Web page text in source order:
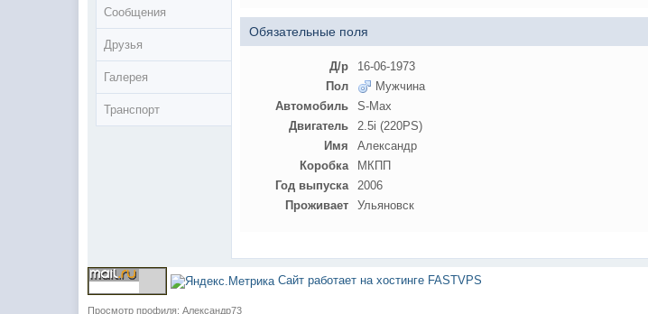
Сообщения
Друзья
Галерея
Транспорт
Обязательные поля
Д/р
16-06-1973
Пол
Мужчина
Автомобиль
S-Max
Двигатель
2.5i (220PS)
Имя
Александр
Коробка
МКПП
Год выпуска
2006
Проживает
Ульяновск
Сайт работает на хостинге FASTVPS
Просмотр профиля: Александр73